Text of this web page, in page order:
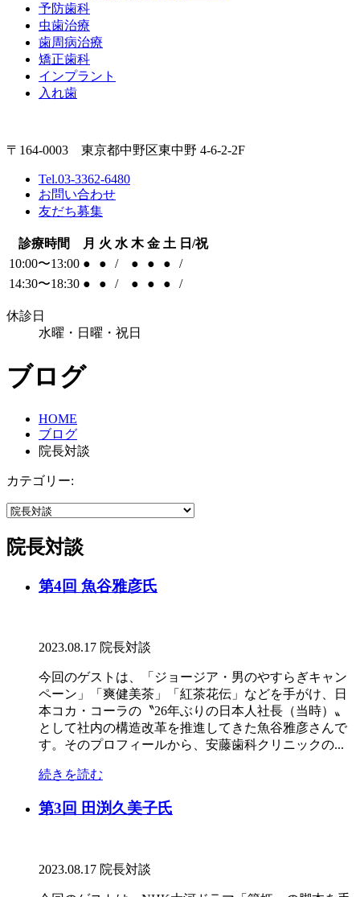
予防歯科
虫歯治療
歯周病治療
矯正歯科
インプラント
入れ歯
〒164-0003 東京都中野区東中野 4-6-2-2F
Tel.03-3362-6480
お問い合わせ
友だち募集
診療時間 月 火 水 木 金 土 日/祝
10:00〜13:00 ● ● / ● ● ●
/
14:30〜18:30 ● ● / ● ● ● /
休診日
水曜・日曜・祝日
ブログ
HOME
ブログ
院長対談
カテゴリー:
院長対談
第4回 魚谷雅彦氏
2023.08.17 院長対談
今回のゲストは、「ジョージア・男のやすらぎキャン
ペーン」「爽健美茶」「紅茶花伝」などを手がけ、日
本コカ・コーラの〝26年ぶりの日本人社長（当時）〟
として社内の構造改革を推進してきた魚谷雅彦さんで
す。そのプロフィールから、安藤歯科クリニックの...
続きを読む
第3回 田渕久美子氏
2023.08.17 院長対談